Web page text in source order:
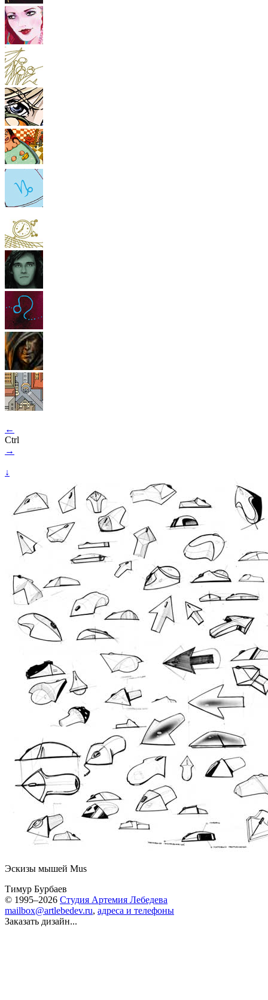
←
Ctrl
→
↓
Эскизы мышей Mus
Тимур Бурбаев
© 1995–2026 Студия Артемия Лебедева
mailbox@artlebedev.ru, адреса и телефоны
Заказать дизайн...